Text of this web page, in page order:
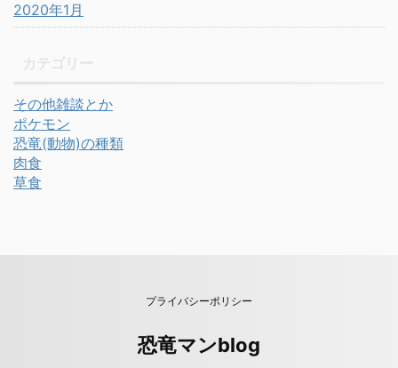
2020年1月
その他雑談とか
ポケモン
恐竜(動物)の種類
肉食
草食
プライバシーポリシー
恐竜マンblog